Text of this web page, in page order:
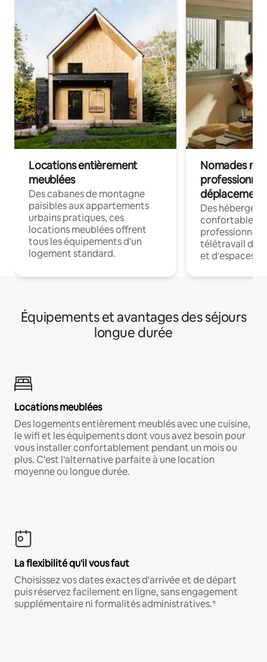
Locations entièrement
meublées
Des cabanes de montagne
paisibles aux appartements
urbains pratiques, ces
locations meublées offrent
tous les équipements d'un
logement standard.
Nomades
déplacement
Des
confortables
professionnels
télétravail
et d'espaces
Équipements et avantages des séjours
longue durée
Locations meublées
Des logements entièrement meublés avec une cuisine,
le wifi et les équipements dont vous avez besoin pour
vous installer confortablement pendant un mois ou
plus. C'est l'alternative parfaite à une location
moyenne ou longue durée.
La flexibilité qu'il vous faut
Choisissez vos dates exactes d'arrivée et de départ
puis réservez facilement en ligne, sans engagement
supplémentaire ni formalités administratives.*